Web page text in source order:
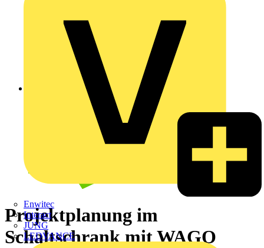
Enwitec
Interact
JUNG
LEDVANCE
Zurück zu Nachrichten
Projektplanung im
Schaltschrank mit WAGO